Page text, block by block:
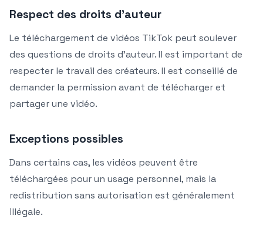
Respect des droits d’auteur
Le téléchargement de vidéos TikTok peut soulever
des questions de droits d’auteur. Il est important de
respecter le travail des créateurs. Il est conseillé de
demander la permission avant de télécharger et
partager une vidéo.
Exceptions possibles
Dans certains cas, les vidéos peuvent être
téléchargées pour un usage personnel, mais la
redistribution sans autorisation est généralement
illégale.